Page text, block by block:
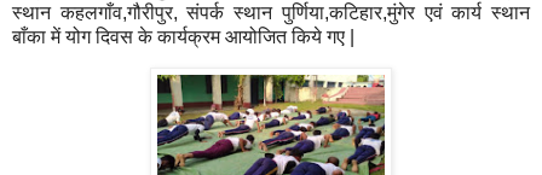
स्थान कहलगाँव,गौरीपुर, संपर्क स्थान पुर्णिया,कटिहार,मुंगेर एवं कार्य स्थान
बाँका में योग दिवस के कार्यक्रम आयोजित किये गए |